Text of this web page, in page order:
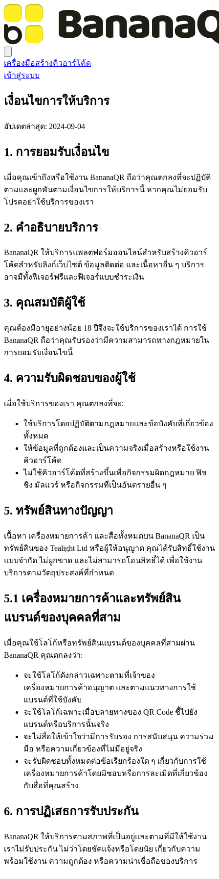
เครื่องมือสร้างคิวอาร์โค้ด
เข้าสู่ระบบ
เงื่อนไขการให้บริการ
อัปเดตล่าสุด: 2024-09-04
1. การยอมรับเงื่อนไข
เมื่อคุณเข้าถึงหรือใช้งาน BananaQR ถือว่าคุณตกลงที่จะปฏิบัติ
ตามและผูกพันตามเงื่อนไขการให้บริการนี้ หากคุณไม่ยอมรับ
โปรดอย่าใช้บริการของเรา
2. คำอธิบายบริการ
BananaQR ให้บริการแพลตฟอร์มออนไลน์สำหรับสร้างคิวอาร์
โค้ดสำหรับลิงก์เว็บไซต์ ข้อมูลติดต่อ และเนื้อหาอื่น ๆ บริการ
อาจมีทั้งฟีเจอร์ฟรีและฟีเจอร์แบบชำระเงิน
3. คุณสมบัติผู้ใช้
คุณต้องมีอายุอย่างน้อย 18 ปีจึงจะใช้บริการของเราได้ การใช้
BananaQR ถือว่าคุณรับรองว่ามีความสามารถทางกฎหมายใน
การยอมรับเงื่อนไขนี้
4. ความรับผิดชอบของผู้ใช้
เมื่อใช้บริการของเรา คุณตกลงที่จะ:
ใช้บริการโดยปฏิบัติตามกฎหมายและข้อบังคับที่เกี่ยวข้อง
ทั้งหมด
ให้ข้อมูลที่ถูกต้องและเป็นความจริงเมื่อสร้างหรือใช้งาน
คิวอาร์โค้ด
ไม่ใช้คิวอาร์โค้ดที่สร้างขึ้นเพื่อกิจกรรมผิดกฎหมาย ฟิช
ชิง มัลแวร์ หรือกิจกรรมที่เป็นอันตรายอื่น ๆ
5. ทรัพย์สินทางปัญญา
เนื้อหา เครื่องหมายการค้า และสื่อทั้งหมดบน BananaQR เป็น
ทรัพย์สินของ Tealight Ltd หรือผู้ให้อนุญาต คุณได้รับสิทธิ์ใช้งาน
แบบจำกัด ไม่ผูกขาด และไม่สามารถโอนสิทธิ์ได้ เพื่อใช้งาน
บริการตามวัตถุประสงค์ที่กำหนด
5.1 เครื่องหมายการค้าและทรัพย์สิน
แบรนด์ของบุคคลที่สาม
เมื่อคุณใช้โลโก้หรือทรัพย์สินแบรนด์ของบุคคลที่สามผ่าน
BananaQR คุณตกลงว่า:
จะใช้โลโก้ดังกล่าวเฉพาะตามที่เจ้าของ
เครื่องหมายการค้าอนุญาต และตามแนวทางการใช้
แบรนด์ที่ใช้บังคับ
จะใช้โลโก้เฉพาะเมื่อปลายทางของ QR Code ชี้ไปยัง
แบรนด์หรือบริการนั้นจริง
จะไม่สื่อให้เข้าใจว่ามีการรับรอง การสนับสนุน ความร่วม
มือ หรือความเกี่ยวข้องที่ไม่มีอยู่จริง
จะรับผิดชอบทั้งหมดต่อข้อเรียกร้องใด ๆ เกี่ยวกับการใช้
เครื่องหมายการค้าโดยมิชอบหรือการละเมิดที่เกี่ยวข้อง
กับสื่อที่คุณสร้าง
6. การปฏิเสธการรับประกัน
BananaQR ให้บริการตามสภาพที่เป็นอยู่และตามที่มีให้ใช้งาน
เราไม่รับประกัน ไม่ว่าโดยชัดแจ้งหรือโดยนัย เกี่ยวกับความ
พร้อมใช้งาน ความถูกต้อง หรือความน่าเชื่อถือของบริการ